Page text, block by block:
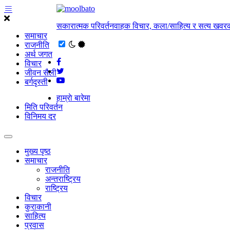
समाचार
राजनीति
अर्थ जगत
विचार
जीवन सैली
बर्गदृस्ती
सकारात्मक परिवर्तनवाहक विचार, कला/साहित्य र सत्य
हाम्राे बारेमा
मिति परिवर्तन
विनिमय दर
मुख्य पृष्ठ
समाचार
राजनीति
अन्तराष्ट्रिय
राष्ट्रिय
विचार
कुराकानी
साहित्य
प्रवास